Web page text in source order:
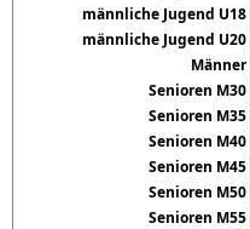
männliche Jugend U18
männliche Jugend U20
Männer
Senioren M30
Senioren M35
Senioren M40
Senioren M45
Senioren M50
Senioren M55